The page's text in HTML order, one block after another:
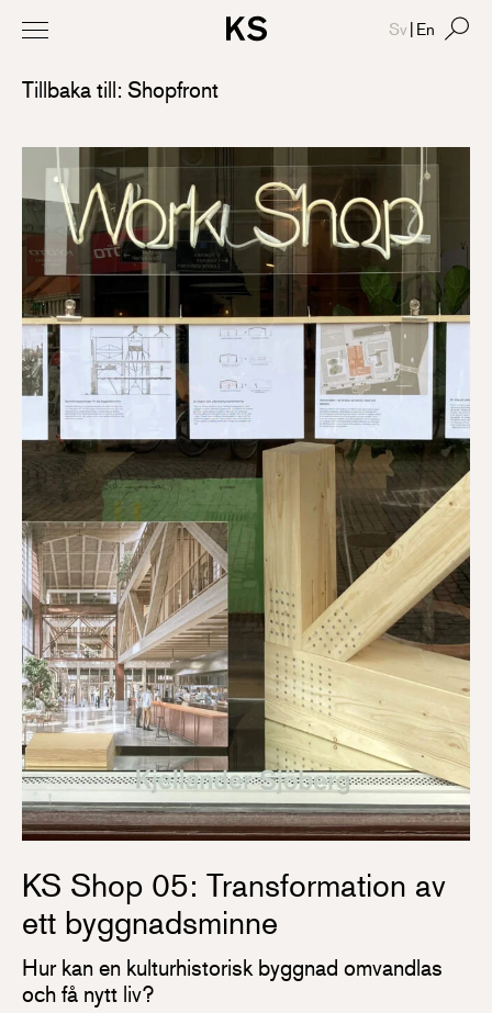
Tillbaka till: Shopfront
KS Shop 05: Transformation av
ett byggnadsminne
Hur kan en kulturhistorisk byggnad omvandlas
och få nytt liv?
Sv | En